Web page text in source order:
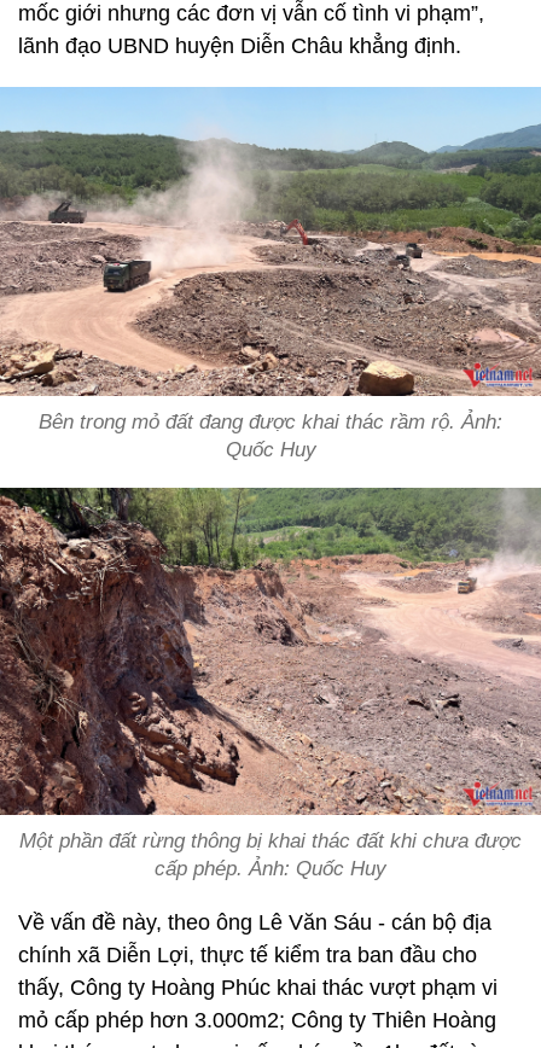
mốc giới nhưng các đơn vị vẫn cố tình vi phạm”,
lãnh đạo UBND huyện Diễn Châu khẳng định.
Bên trong mỏ đất đang được khai thác rầm rộ. Ảnh:
Quốc Huy
Một phần đất rừng thông bị khai thác đất khi chưa được
cấp phép. Ảnh: Quốc Huy
Về vấn đề này, theo ông Lê Văn Sáu - cán bộ địa
chính xã Diễn Lợi, thực tế kiểm tra ban đầu cho
thấy, Công ty Hoàng Phúc khai thác vượt phạm vi
mỏ cấp phép hơn 3.000m2; Công ty Thiên Hoàng